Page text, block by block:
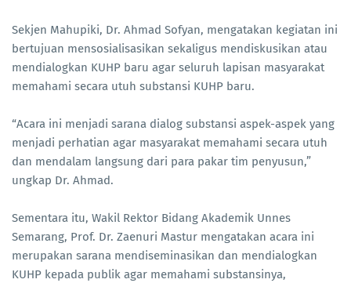
Sekjen Mahupiki, Dr. Ahmad Sofyan, mengatakan kegiatan ini
bertujuan mensosialisasikan sekaligus mendiskusikan atau
mendialogkan KUHP baru agar seluruh lapisan masyarakat
memahami secara utuh substansi KUHP baru.
“Acara ini menjadi sarana dialog substansi aspek-aspek yang
menjadi perhatian agar masyarakat memahami secara utuh
dan mendalam langsung dari para pakar tim penyusun,”
ungkap Dr. Ahmad.
Sementara itu, Wakil Rektor Bidang Akademik Unnes
Semarang, Prof. Dr. Zaenuri Mastur mengatakan acara ini
merupakan sarana mendiseminasikan dan mendialogkan
KUHP kepada publik agar memahami substansinya,